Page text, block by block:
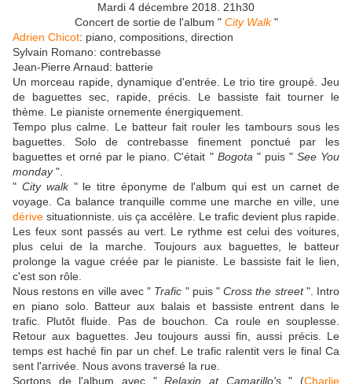
Mardi 4 décembre 2018. 21h30
Concert de sortie de l'album " City Walk "
Adrien Chicot: piano, compositions, direction
Sylvain Romano: contrebasse
Jean-Pierre Arnaud: batterie
Un morceau rapide, dynamique d'entrée. Le trio tire groupé. Jeu
de baguettes sec, rapide, précis. Le bassiste fait tourner le
thème. Le pianiste ornemente énergiquement.
Tempo plus calme. Le batteur fait rouler les tambours sous les
baguettes. Solo de contrebasse finement ponctué par les
baguettes et orné par le piano. C'était " Bogota " puis " See You
monday".
" City walk" le titre éponyme de l'album qui est un carnet de
voyage. Ca balance tranquille comme une marche en ville, une
dérive situationniste. uis ça accélère. Le trafic devient plus rapide.
Les feux sont passés au vert. Le rythme est celui des voitures,
plus celui de la marche. Toujours aux baguettes, le batteur
prolonge la vague créée par le pianiste. Le bassiste fait le lien,
c'est son rôle.
Nous restons en ville avec " Trafic " puis "Cross the street". Intro
en piano solo. Batteur aux balais et bassiste entrent dans le
trafic. Plutôt fluide. Pas de bouchon. Ca roule en souplesse.
Retour aux baguettes. Jeu toujours aussi fin, aussi précis. Le
temps est haché fin par un chef. Le trafic ralentit vers le final Ca
sent l'arrivée. Nous avons traversé la rue.
Sortons de l'album avec "Relaxin at Camarillo's" (Charlie